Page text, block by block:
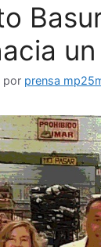
por prensa